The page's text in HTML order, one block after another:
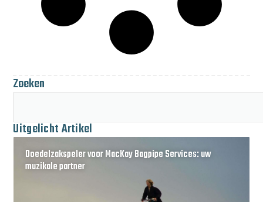
Zoeken
Uitgelicht Artikel
Doedelzakspeler voor MacKay Bagpipe Services: uw
muzikale partner